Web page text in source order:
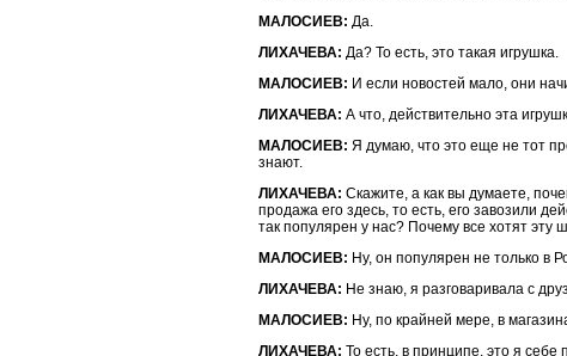
МАЛОСИЕВ: Да.
ЛИХАЧЕВА: Да? То есть, это такая игрушка.
МАЛОСИЕВ: И если новостей мало, они
ЛИХАЧЕВА: А что, действительно эта
МАЛОСИЕВ: Я думаю, что это еще не тот
знают.
ЛИХАЧЕВА: Скажите, а как вы думаете,
продажа его здесь, то есть, его завозили
так популярен у нас? Почему все хотят эту
МАЛОСИЕВ: Ну, он популярен не только в
ЛИХАЧЕВА: Не знаю, я разговаривала с
МАЛОСИЕВ: Ну, по крайней мере, в
ЛИХАЧЕВА: То есть, в принципе, это я